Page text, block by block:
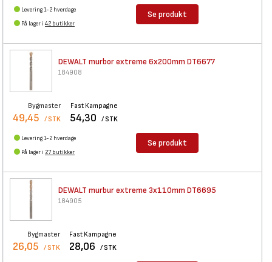
Levering 1-2 hverdage
På lager i 42 butikker
Se produkt
DEWALT murbor extreme 6x200mm DT6677
184908
Bygmaster
49,45 / STK
Fast Kampagne
54,30 / STK
Levering 1-2 hverdage
På lager i 27 butikker
Se produkt
DEWALT murbur extreme 3x110mm DT6695
184905
Bygmaster
26,05 / STK
Fast Kampagne
28,06 / STK